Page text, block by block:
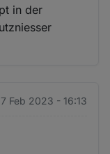
in der
Feb 2023 - 16:13